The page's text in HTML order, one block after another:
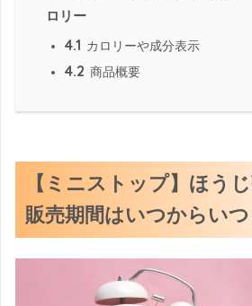
ロリー
4.1 カロリーや成分表示
4.2 商品概要
【ミニストップ】ほう
販売期間はいつからい